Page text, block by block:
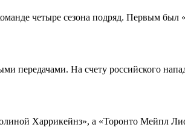
четыре сезона подряд. Первым был
передачами. На счету российского
Харрикейнз», а «Торонто Мейпл